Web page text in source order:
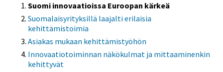
Suomi innovaatioissa Euroopan kärkeä
Suomalaisyrityksillä laajalti erilaisia
kehittämistoimia
Asiakas mukaan kehittämistyöhön
Innovaatiotoiminnan näkökulmat ja mittaaminenkin
kehittyvät